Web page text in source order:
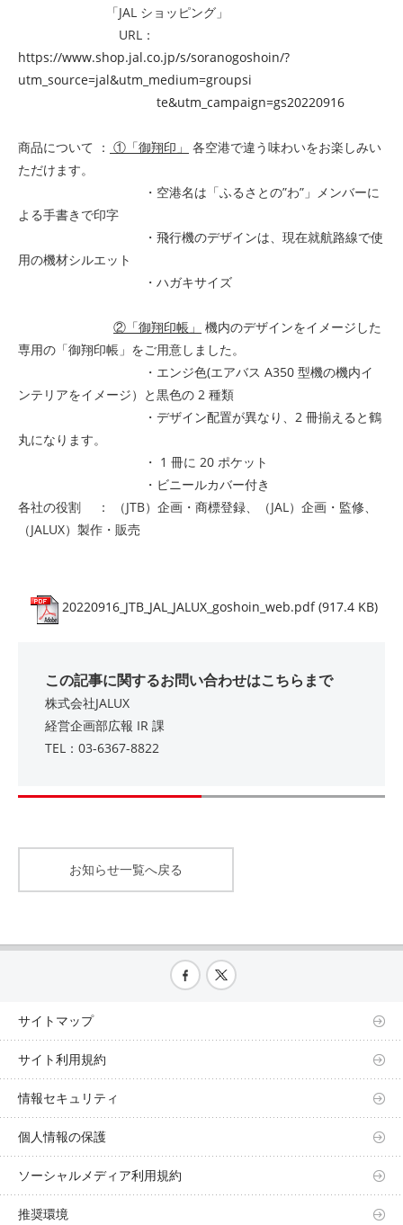
「JAL ショッピング」
URL：
https://www.shop.jal.co.jp/s/soranogoshoin/?
utm_source=jal&utm_medium=groupsi
te&utm_campaign=gs20220916
商品について ： ①「御翔印」
各空港で違う味わいをお楽しみい
ただけます。
・空港名は「ふるさとの”わ”」メンバーに
よる手書きで印字
・飛行機のデザインは、現在就航路線で使
用の機材シルエット
・ハガキサイズ
②「御翔印帳」
機内のデザインをイメージした
専用の「御翔印帳」をご用意しました。
・エンジ色(エアバス A350 型機の機内イ
ンテリアをイメージ）と黒色の 2 種類
・デザイン配置が異なり、2 冊揃えると鶴
丸になります。
・ 1 冊に 20 ポケット
・ビニールカバー付き
各社の役割 ： （JTB）企画・商標登録、（JAL）企画・監修、
（JALUX）製作・販売
20220916_JTB_JAL_JALUX_goshoin_web.pdf (917.4 KB)
この記事に関するお問い合わせはこちらまで
株式会社JALUX
経営企画部広報 IR 課
TEL：03-6367-8822
お知らせ一覧へ戻る
サイトマップ
サイト利用規約
情報セキュリティ
個人情報の保護
ソーシャルメディア利用規約
推奨環境